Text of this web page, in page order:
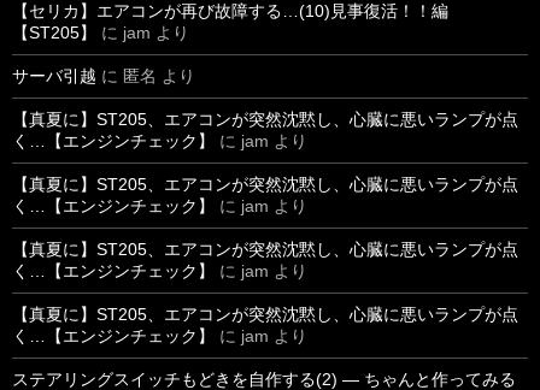
【セリカ】エアコンが再び故障する…(10)見事復活！！編
【ST205】
に jam より
サーバ引越 に 匿名 より
【真夏に】ST205、エアコンが突然沈黙し、心臓に悪いランプが点
く…【エンジンチェック】
に jam より
【真夏に】ST205、エアコンが突然沈黙し、心臓に悪いランプが点
く…【エンジンチェック】
に jam より
【真夏に】ST205、エアコンが突然沈黙し、心臓に悪いランプが点
く…【エンジンチェック】
に jam より
【真夏に】ST205、エアコンが突然沈黙し、心臓に悪いランプが点
く…【エンジンチェック】
に jam より
ステアリングスイッチもどきを自作する(2) ― ちゃんと作ってみる